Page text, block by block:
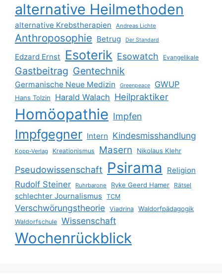
alternative Heilmethoden
alternative Krebstherapien Andreas Lichte
Anthroposophie Betrug Der Standard
Edzard Ernst Esoterik Esowatch Evangelikale
Gastbeitrag Gentechnik
Germanische Neue Medizin Greenpeace GWUP
Hans Tolzin Harald Walach Heilpraktiker
Homöopathie Impfen
Impfgegner Intern Kindesmisshandlung
Kopp-Verlag Kreationismus Masern Nikolaus Klehr
Pseudowissenschaft Psirama Religion
Rudolf Steiner Ruhrbarone Ryke Geerd Hamer Rätsel
schlechter Journalismus TCM
Verschwörungstheorie Viadrina Waldorfpädagogik
Waldorfschule Wissenschaft
Wochenrückblick